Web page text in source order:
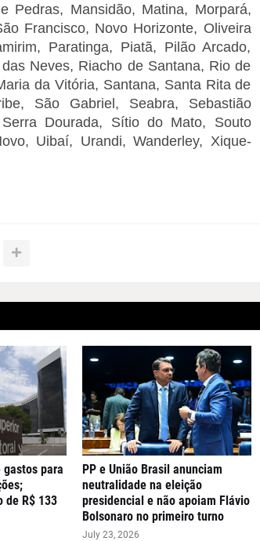
Pedras, Mansidão, Matina, Morpará,
Francisco, Novo Horizonte, Oliveira
Paratinga, Piatã, Pilão Arcado,
Neves, Riacho de Santana, Rio de
da Vitória, Santana, Santa Rita de
São Gabriel, Seabra, Sebastião
Dourada, Sítio do Mato, Souto
Uibaí, Urandi, Wanderley, Xique-
para
de R$ 133
PP e União Brasil anunciam
neutralidade na eleição
presidencial e não apoiam Flávio
Bolsonaro no primeiro turno
July 23, 2026